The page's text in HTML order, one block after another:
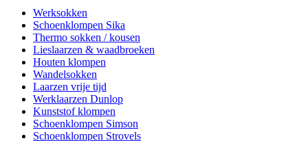
Werksokken
Schoenklompen Sika
Thermo sokken / kousen
Lieslaarzen & waadbroeken
Houten klompen
Wandelsokken
Laarzen vrije tijd
Werklaarzen Dunlop
Kunststof klompen
Schoenklompen Simson
Schoenklompen Strovels